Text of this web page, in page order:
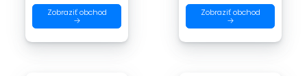
Zobraziť obchod
→
Zobraziť obchod
→